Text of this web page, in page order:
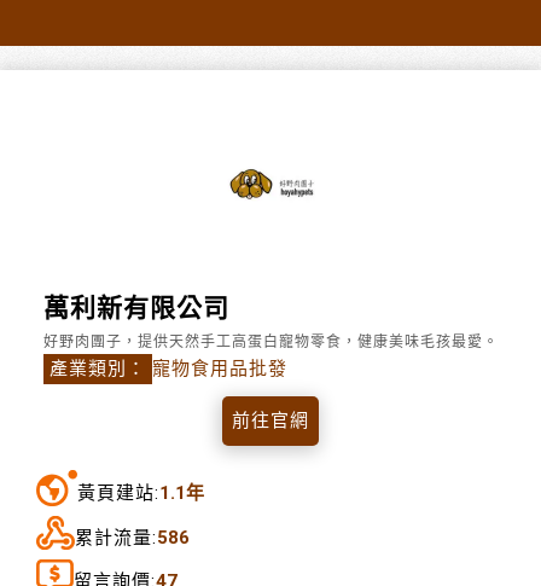
萬利新有限公司
好野肉團子，提供天然手工高蛋白寵物零食，健康美味毛孩最愛。
產業類別： 寵物食用品批發
前往官網
黃頁建站:1.1年
累計流量:586
留言詢價:47